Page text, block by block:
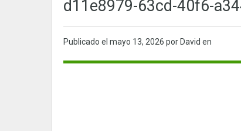
d11e8979-63cd-40f6-
Publicado el mayo 13, 2026 por David en